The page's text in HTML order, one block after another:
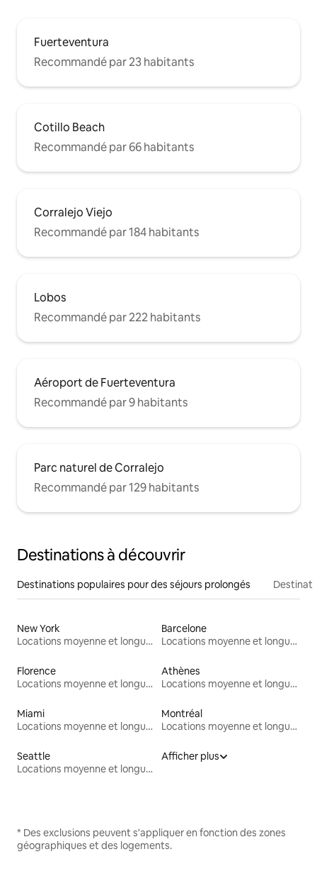
Fuerteventura
Recommandé par 23 habitants
Cotillo Beach
Recommandé par 66 habitants
Corralejo Viejo
Recommandé par 184 habitants
Lobos
Recommandé par 222 habitants
Aéroport de Fuerteventura
Recommandé par 9 habitants
Parc naturel de Corralejo
Recommandé par 129 habitants
Destinations à découvrir
Destinations populaires pour des séjours prolongés
New York
Locations moyenne et longue durée
Barcelone
Locations moyenne et longue durée
Florence
Locations moyenne et longue durée
Athènes
Locations moyenne et longue durée
Miami
Locations moyenne et longue durée
Montréal
Locations moyenne et longue durée
Seattle
Locations moyenne et longue durée
Afficher plus
* Des exclusions peuvent s'appliquer en fonction des zones
géographiques et des logements.